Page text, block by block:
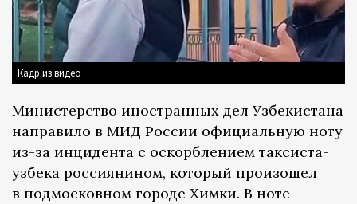
Кадр из видео
Министерство иностранных дел Узбекистана
направило в МИД России официальную ноту
из-за инцидента с оскорблением таксиста-
узбека россиянином, который произошел
в подмосковном городе Химки. В ноте